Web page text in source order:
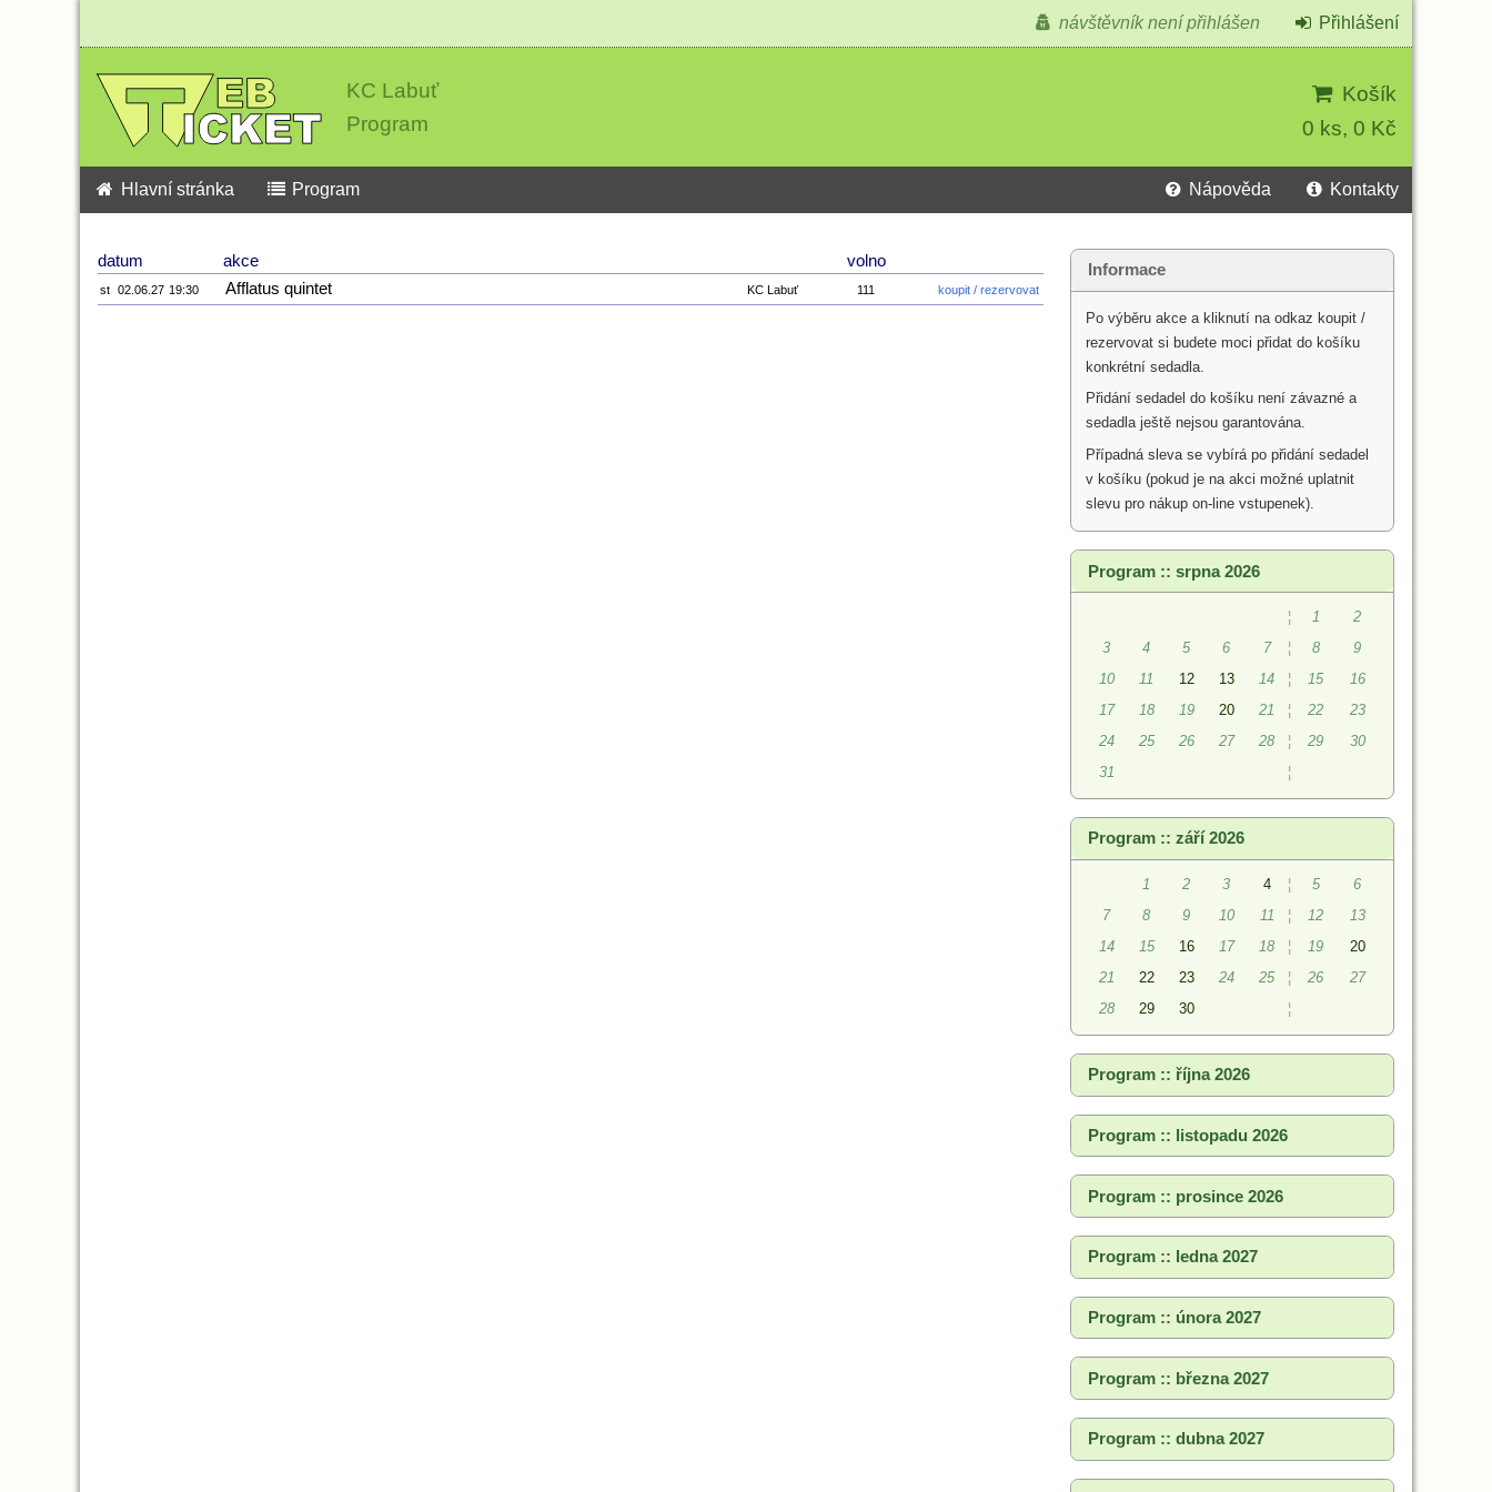
KC Labuť
Program
Košík
0 ks, 0 Kč
návštěvník není přihlášen Přihlášení
Hlavní stránka Program Nápověda Kontakty
Informace
Po výběru akce a kliknutí na odkaz koupit /
rezervovat si budete moci přidat do košíku
konkrétní sedadla.
Přidání sedadel do košíku není závazné a
sedadla ještě nejsou garantována.
Případná sleva se vybírá po přidání sedadel
v košíku (pokud je na akci možné uplatnit
slevu pro nákup on-line vstupenek).
Program :: srpna 2026
¦ 1
2
3
4 5 6 7 ¦ 8
9
10
11 12 13 14 ¦ 15
16
17
18 19 20 21 ¦ 22
23
24
25 26 27 28 ¦ 29
30
31
¦
Program :: září 2026
1 2 3 4 ¦ 5
6
7
8 9 10 11 ¦ 12
13
14
15 16 17 18 ¦ 19
20
21
22 23 24 25 ¦ 26
27
28
29 30 ¦
Program :: října 2026
Program :: listopadu 2026
Program :: prosince 2026
Program :: ledna 2027
Program :: února 2027
Program :: března 2027
Program :: dubna 2027
datum akce volno
st 02.06.27 19:30 Afflatus quintet KC Labuť 111 koupit / rezervovat